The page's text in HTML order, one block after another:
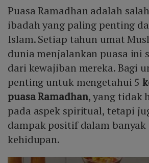
Puasa Ramadhan adalah
ibadah yang paling penting
Islam. Setiap tahun umat
dunia menjalankan puasa ini
dari kewajiban mereka. Bagi
penting untuk mengetahui 5
puasa Ramadhan, yang tidak
pada aspek spiritual, tetapi
dampak positif dalam banyak
kehidupan.